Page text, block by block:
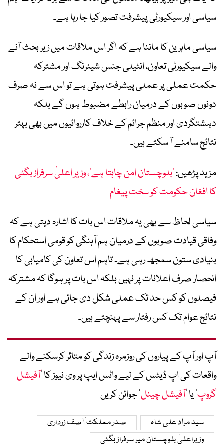
سیاسی اور سیکیورٹی پیشرفت تصور کیا جا رہا ہے۔
سیاسی ماہرین کا ماننا ہے کہ اگر اس ملاقات میں زیر بحث آنے
والے سیکیورٹی تعاون، انٹیلی جنس شیئرنگ اور مشترکہ
حکمت عملی پر عملی پیشرفت ہوتی ہے تو اس سے نہ صرف
دونوں صوبوں کے درمیان رابطے مضبوط ہوں گے بلکہ
دہشتگردی اور منظم جرائم کے خلاف کارروائیوں میں بھی بہتر
نتائج سامنے آ سکتے ہیں۔
مزید پڑھیں:’بلوچستان امن چاہتا ہے‘، وزیر اعلیٰ سرفراز بگٹی
کا افغان حکومت کو سخت پیغام
سیاسی لحاظ سے بھی یہ ملاقات اس بات کا اشارہ دیتی ہے کہ
وفاقی قیادت صوبوں کے درمیان ہم آہنگی کو قومی استحکام کا
بنیادی ستون سمجھ رہی ہے۔ تاہم اس تعاون کی کامیابی کا
انحصار صرف اعلانات پر نہیں بلکہ اس بات پر ہوگا کہ مشترکہ
فیصلوں کو کس حد تک عملی شکل دی جاتی ہے اور ان کے
نتائج عوام تک کس رفتار سے پہنچتے ہیں۔
آپ اور آپ کے پیاروں کی روزمرہ زندگی کو متاثر کرسکنے والے
واقعات کی اپ ڈیٹس کے لیے واٹس ایپ پر وی نیوز کا ’آفیشل
گروپ‘ یا ’آفیشل چینل‘ جوائن کریں
سید مراد علی شاہ
صدر مملکت آصف زرداری
وزیراعلیٰ بلوچستان میر سرفراز بگٹی